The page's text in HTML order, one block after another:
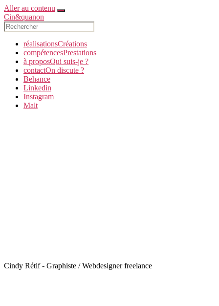
Aller au contenu
Cin&quanon
réalisationsCréations
compétencesPrestations
à proposQui suis-je ?
contactOn discute ?
Behance
Linkedin
Instagram
Malt
Cindy Rétif - Graphiste / Webdesigner freelance